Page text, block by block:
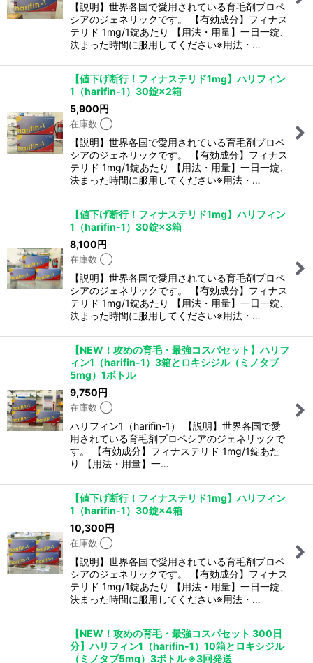
【説明】世界各国で愛用されている育毛剤プロペ
シアのジェネリックです。 【有効成分】フィナス
テリド 1mg/1錠あたり 【用法・用量】一日一錠、
決まった時間に服用してください※用法・…
【値下げ断行！フィナステリド1mg】ハリフィン
1（harifin-1）30錠×2箱
5,900円
在庫数 ◯
【説明】世界各国で愛用されている育毛剤プロペ
シアのジェネリックです。 【有効成分】フィナス
テリド 1mg/1錠あたり 【用法・用量】一日一錠、
決まった時間に服用してください※用法・…
【値下げ断行！フィナステリド1mg】ハリフィン
1（harifin-1）30錠×3箱
8,100円
在庫数 ◯
【説明】世界各国で愛用されている育毛剤プロペ
シアのジェネリックです。 【有効成分】フィナス
テリド 1mg/1錠あたり 【用法・用量】一日一錠、
決まった時間に服用してください※用法・…
【NEW！攻めの育毛・最強コスパセット】ハリフ
ィン1（harifin-1）3箱とロキシジル（ミノタブ
5mg）1ボトル
9,750円
在庫数 ◯
ハリフィン1（harifin-1） 【説明】世界各国で愛
用されている育毛剤プロペシアのジェネリックで
す。 【有効成分】フィナステリド 1mg/1錠あた
り 【用法・用量】一…
【値下げ断行！フィナステリド1mg】ハリフィン
1（harifin-1）30錠×4箱
10,300円
在庫数 ◯
【説明】世界各国で愛用されている育毛剤プロペ
シアのジェネリックです。 【有効成分】フィナス
テリド 1mg/1錠あたり 【用法・用量】一日一錠、
決まった時間に服用してください※用法・…
【NEW！攻めの育毛・最強コスパセット 300日
分】ハリフィン1（harifin-1）10箱とロキシジル
（ミノタブ5mg）3ボトル ※3回発送